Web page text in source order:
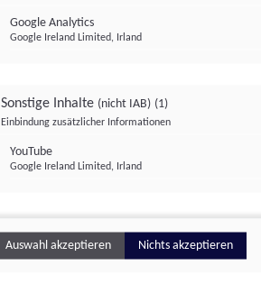
Google Analytics
Google Ireland Limited, Irland
Sonstige Inhalte (nicht IAB) (1)
Einbindung zusätzlicher Informationen
YouTube
Google Ireland Limited, Irland
Auswahl akzeptieren Nichts akzeptieren